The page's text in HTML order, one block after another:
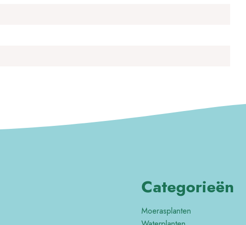
Categorieën
Moerasplanten